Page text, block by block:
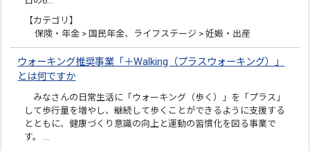
【カテゴリ】
保険・年金 > 国民年金、ライフステージ > 妊娠・出産
ウォーキング推奨事業「＋Walking（プラスウォーキング）」
とは何ですか
みなさんの日常生活に「ウォーキング（歩く）」を「プラス」
して歩行量を増やし、継続して歩くことができるように支援する
とともに、健康づくり意識の向上と運動の習慣化を図る事業で
す。 …